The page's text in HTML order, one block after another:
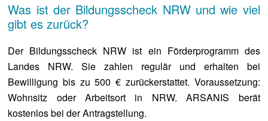
Was ist der Bildungsscheck NRW und wie viel
gibt es zurück?
Der Bildungsscheck NRW ist ein Förderprogramm des
Landes NRW. Sie zahlen regulär und erhalten bei
Bewilligung bis zu 500 € zurückerstattet. Voraussetzung:
Wohnsitz oder Arbeitsort in NRW. ARSANIS berät
kostenlos bei der Antragstellung.